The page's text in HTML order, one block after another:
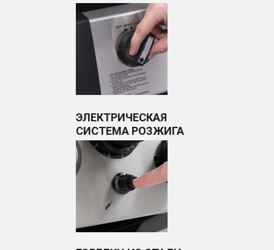
ЭЛЕКТРИЧЕСКАЯ
СИСТЕМА РОЗЖИГА